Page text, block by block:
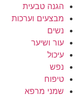
הגנה טבעית
מבצעים וערכות
נשים
עור ושיער
עיכול
נפש
טיפוח
שמני מרפא